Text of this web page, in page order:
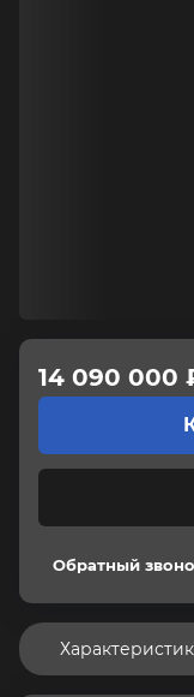
14 090 000
Обратный